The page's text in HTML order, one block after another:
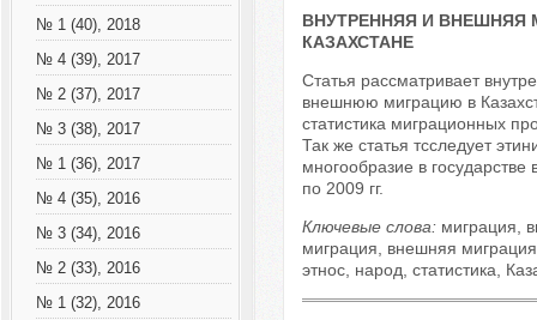
№ 1 (40), 2018
№ 4 (39), 2017
№ 2 (37), 2017
№ 3 (38), 2017
№ 1 (36), 2017
№ 4 (35), 2016
№ 3 (34), 2016
№ 2 (33), 2016
№ 1 (32), 2016
ВНУТРЕННЯЯ И ВНЕШНЯЯ
КАЗАХСТАНЕ
Cтатья рассматривает
внешнюю миграцию в
статистика миграционных
Так же статья тсследует
многообразие в государстве
по 2009 гг.
Ключевые слова:миграция,
миграция, внешняя
этнос, народ, статистика,